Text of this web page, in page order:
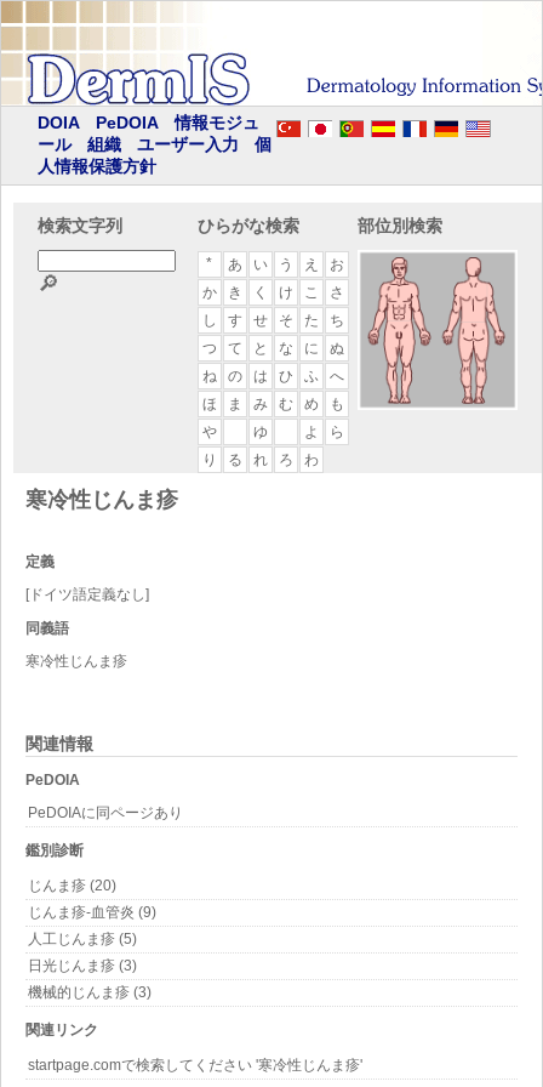
DOIA PeDOIA
情報モジュ
ール
組織 ユーザー入力
個
人情報保護方針
検索文字列
🔎
ひらがな検索
* あ い う え
お
か
き く け こ
さ
し
す せ そ た
ち
つ
て と な に
ぬ
ね
の は ひ ふ
へ
ほ
ま み む め
も
や
ゆ よ
ら
り
る れ ろ わ
部位別検索
関連情報
PeDOIA
PeDOIAに同ページあり
鑑別診断
じんま疹 (20)
じんま疹-血管炎 (9)
人工じんま疹 (5)
日光じんま疹 (3)
機械的じんま疹 (3)
関連リンク
startpage.comで検索してください '寒冷性じんま疹'
寒冷性じんま疹
定義
[ドイツ語定義なし]
同義語
寒冷性じんま疹